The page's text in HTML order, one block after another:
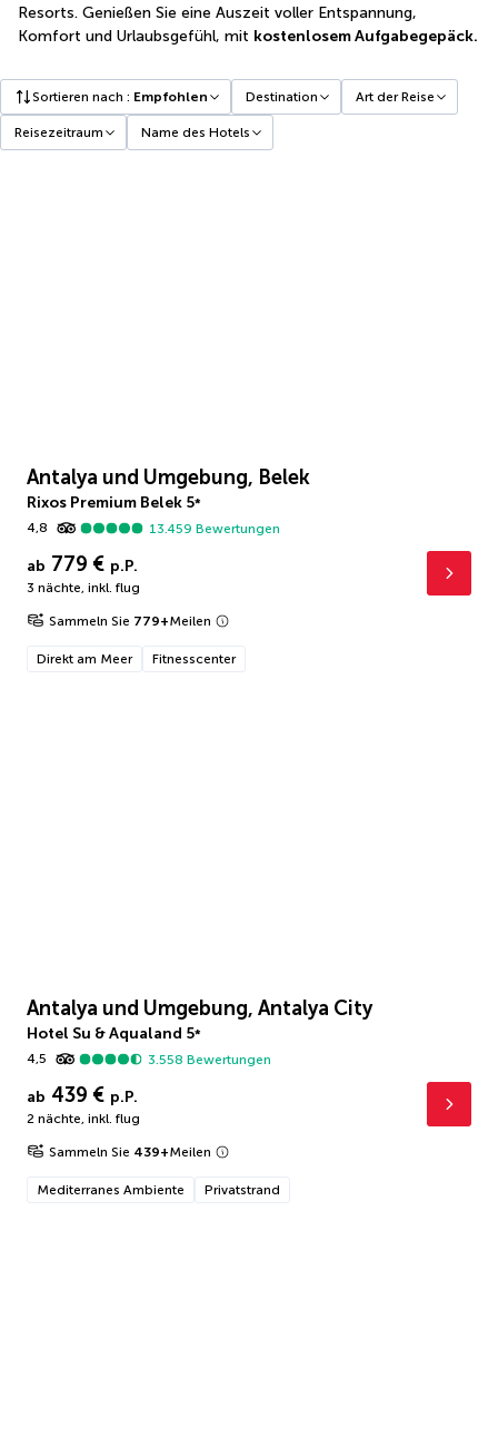
Resorts. Genießen Sie eine Auszeit voller Entspannung,
Komfort und Urlaubsgefühl, mit kostenlosem Aufgabegepäck.
Sortieren nach : Empfohlen Destination Art der Reise
Reisezeitraum Name des Hotels
Antalya und Umgebung, Belek
Rixos Premium Belek 5*
4,8
13.459 Bewertungen
ab 779 € p.P.
3 nächte, inkl. flug
Sammeln Sie 779+Meilen
Direkt am Meer Fitnesscenter
Antalya und Umgebung, Antalya City
Hotel Su & Aqualand 5*
4,5
3.558 Bewertungen
ab 439 € p.P.
2 nächte, inkl. flug
Sammeln Sie 439+Meilen
Mediterranes Ambiente Privatstrand